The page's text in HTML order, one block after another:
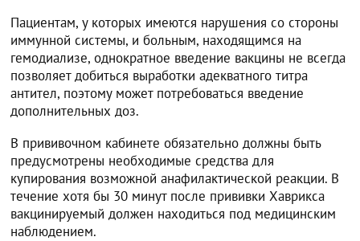
Пациентам, у которых имеются нарушения со стороны
иммунной системы, и больным, находящимся на
гемодиализе, однократное введение вакцины не всегда
позволяет добиться выработки адекватного титра
антител, поэтому может потребоваться введение
дополнительных доз.
В прививочном кабинете обязательно должны быть
предусмотрены необходимые средства для
купирования возможной анафилактической реакции. В
течение хотя бы 30 минут после прививки Хаврикса
вакцинируемый должен находиться под медицинским
наблюдением.